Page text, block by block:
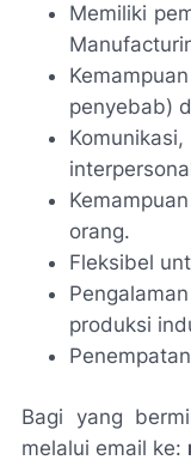
Memiliki
penyebab)
orang.
Fleksibel
produksi
Bagi yang
melalui email ke: